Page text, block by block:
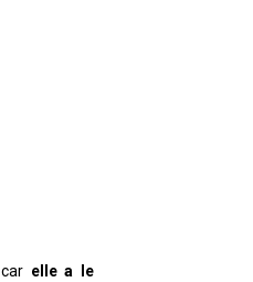
elle a le